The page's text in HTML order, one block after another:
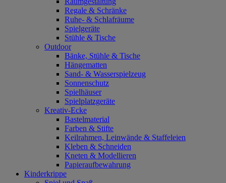
Regale & Schränke
Ruhe- & Schlafräume
Spielgeräte
Stühle & Tische
Outdoor
Bänke, Stühle & Tische
Hängematten
Sand- & Wasserspielzeug
Sonnenschutz
Spielhäuser
Spielplatzgeräte
Kreativ-Ecke
Bastelmaterial
Farben & Stifte
Keilrahmen, Leinwände & Staffeleien
Kleben & Schneiden
Kneten & Modellieren
Papieraufbewahrung
Kinderkrippe